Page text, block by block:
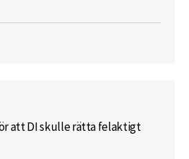
att DI skulle rätta felaktigt